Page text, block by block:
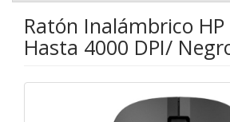
Ratón Inalámbrico
Hasta 4000 DPI/